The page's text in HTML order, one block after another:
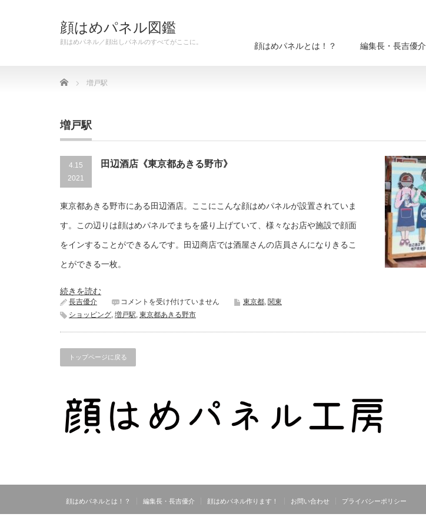
顔はめパネル図鑑
顔はめパネル／顔出しパネルのすべてがここに。 顔はめパネルとは！？ 編集長・長吉優介
Home 増戸駅
増戸駅
4.15
2021
田辺酒店《東京都あきる野市》
東京都あきる野市にある田辺酒店。ここにこんな顔はめパネルが設置されていま
す。この辺りは顔はめパネルでまちを盛り上げていて、様々なお店や施設で顔面
をインすることができるんです。田辺商店では酒屋さんの店員さんになりきるこ
とができる一枚。
続きを読む
長吉優介
田
辺
店
都
野
市》
は
コメントを受け付けていません 東京都, 関東
ショッピング, 増戸駅, 東京都あきる野市
トップページに戻る
顔はめパネルとは！？ 編集長・長吉優介 顔はめパネル作ります！ お問い合わせ プライバシーポリシー